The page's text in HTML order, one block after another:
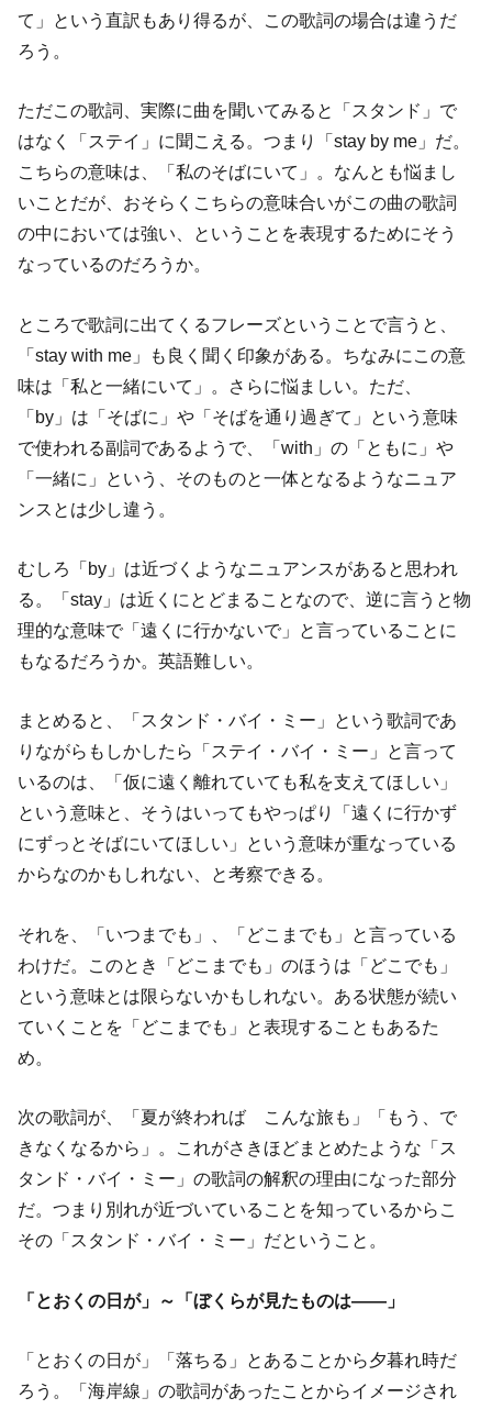
て」という直訳もあり得るが、この歌詞の場合は違うだ
ろう。
ただこの歌詞、実際に曲を聞いてみると「スタンド」で
はなく「ステイ」に聞こえる。つまり「stay by me」だ。
こちらの意味は、「私のそばにいて」。なんとも悩まし
いことだが、おそらくこちらの意味合いがこの曲の歌詞
の中においては強い、ということを表現するためにそう
なっているのだろうか。
ところで歌詞に出てくるフレーズということで言うと、
「stay with me」も良く聞く印象がある。ちなみにこの意
味は「私と一緒にいて」。さらに悩ましい。ただ、
「by」は「そばに」や「そばを通り過ぎて」という意味
で使われる副詞であるようで、「with」の「ともに」や
「一緒に」という、そのものと一体となるようなニュア
ンスとは少し違う。
むしろ「by」は近づくようなニュアンスがあると思われ
る。「stay」は近くにとどまることなので、逆に言うと物
理的な意味で「遠くに行かないで」と言っていることに
もなるだろうか。英語難しい。
まとめると、「スタンド・バイ・ミー」という歌詞であ
りながらもしかしたら「ステイ・バイ・ミー」と言って
いるのは、「仮に遠く離れていても私を支えてほしい」
という意味と、そうはいってもやっぱり「遠くに行かず
にずっとそばにいてほしい」という意味が重なっている
からなのかもしれない、と考察できる。
それを、「いつまでも」、「どこまでも」と言っている
わけだ。このとき「どこまでも」のほうは「どこでも」
という意味とは限らないかもしれない。ある状態が続い
ていくことを「どこまでも」と表現することもあるた
め。
次の歌詞が、「夏が終われば こんな旅も」「もう、で
きなくなるから」。これがさきほどまとめたような「ス
タンド・バイ・ミー」の歌詞の解釈の理由になった部分
だ。つまり別れが近づいていることを知っているからこ
その「スタンド・バイ・ミー」だということ。
「とおくの日が」～「ぼくらが見たものは――」
「とおくの日が」「落ちる」とあることから夕暮れ時だ
ろう。「海岸線」の歌詞があったことからイメージされ